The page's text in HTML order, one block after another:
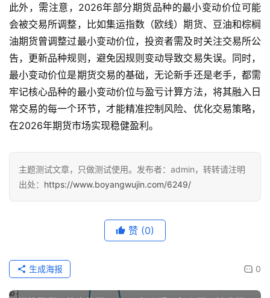
此外，需注意，2026年部分期货品种的最小变动价位可能
会被交易所调整，比如集运指数（欧线）期货、豆油和棕榈
油期货曾调整过最小变动价位，投资者需及时关注交易所公
告，更新品种规则，避免因规则变动导致交易失误。同时，
最小变动价位是期货交易的基础，无论新手还是老手，都需
牢记核心品种的最小变动价位与盈亏计算方法，将其融入日
常交易的每一个环节，才能精准控制风险、优化交易策略，
在2026年期货市场实现稳健盈利。
主题测试文章，只做测试使用。发布者：admin，转转请注明
出处： https://www.boyangwujin.com/6249/
赞 (0)
0
生成海报